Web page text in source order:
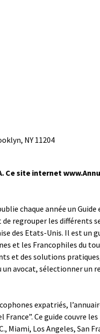
NY 11204
Ce site internet
chaque année un
regrouper les différents
des Etats-Unis. Il est un
et les Francophiles du
et des solutions
un avocat, sélectionner un
expatriés,
Ce guide couvre
Miami, Los Angeles, San